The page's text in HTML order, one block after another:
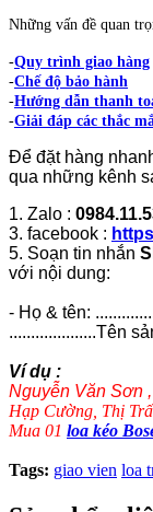
Những vấn đề quan
-Quy trình giao hàng
-Chế độ bảo hành
-Hướng dẫn thanh
-Giải đáp các thắc
Để đặt hàng
qua những kênh
1. Zalo :
3. facebook :
5. Soạn tin nhắn
với nội dung:
- Họ & tên:
....................Tên
Ví dụ :
Nguyễn Văn Sơn
Hạp Cường, Thị
Mua 01 loa kéo
Tags: giao vien loa